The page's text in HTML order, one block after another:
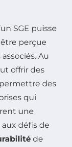
SGE puisse
perçue
Au
offrir des
des
qui
une
défis de
de